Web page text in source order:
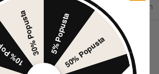
9.5 cm
5% Popusta50% Popusta
30% Popusta